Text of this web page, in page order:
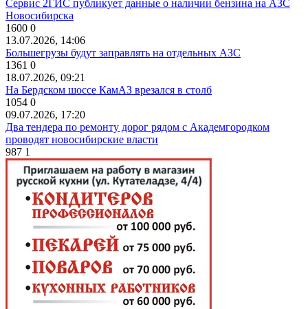
Сервис 2ГИС публикует данные о наличии бензина на АЗС
Новосибирска
1600 0
13.07.2026, 14:06
Большегрузы будут заправлять на отдельных АЗС
1361 0
18.07.2026, 09:21
На Бердском шоссе КамАЗ врезался в столб
1054 0
09.07.2026, 17:20
Два тендера по ремонту дорог рядом с Академгородком
проводят новосибирские власти
987 1